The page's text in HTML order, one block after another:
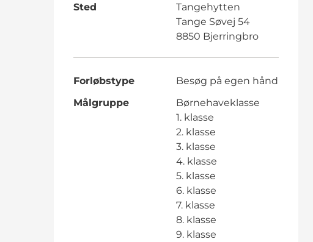
Sted
Tangehytten
Tange Søvej 54
8850 Bjerringbro
Forløbstype
Besøg på egen hånd
Målgruppe
Børnehaveklasse
1. klasse
2. klasse
3. klasse
4. klasse
5. klasse
6. klasse
7. klasse
8. klasse
9. klasse